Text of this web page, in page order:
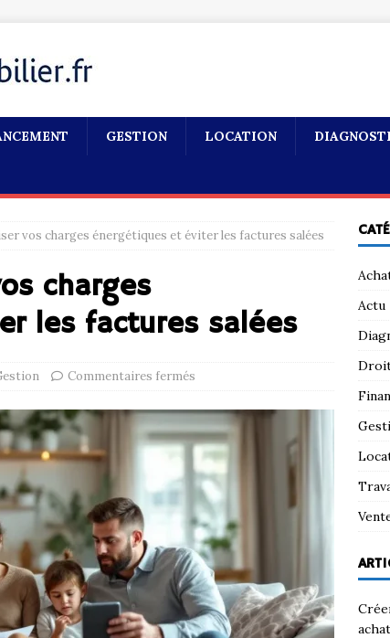
GESTION LOCATION
vos charges énergétiques et éviter les factures salées
charges
les factures salées
Commentaires fermés
Actu